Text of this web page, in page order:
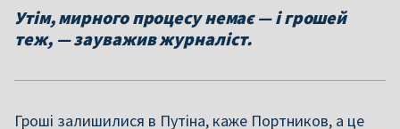
Утім, мирного процесу немає — і грошей
теж, — зауважив журналіст.
Гроші залишилися в Путіна, каже Портников, а це